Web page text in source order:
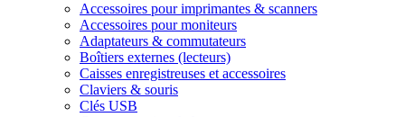
Accessoires pour imprimantes & scanners
Accessoires pour moniteurs
Adaptateurs & commutateurs
Boîtiers externes (lecteurs)
Caisses enregistreuses et accessoires
Claviers & souris
Clés USB